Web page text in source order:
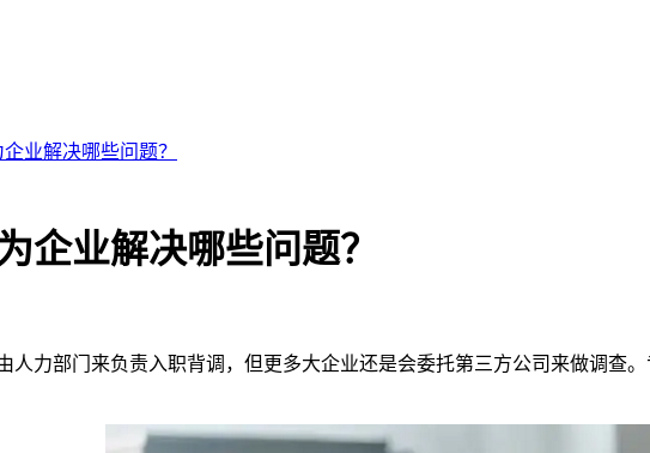
业解决哪些问题？
企业解决哪些问题？
人力部门来负责入职背调，但更多大企业还是会委托第三方公司来做调查